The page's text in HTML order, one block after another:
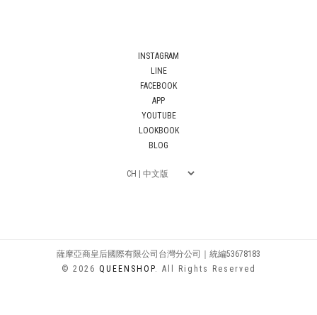
INSTAGRAM
LINE
FACEBOOK
APP
YOUTUBE
LOOKBOOK
BLOG
薩摩亞商皇后國際有限公司台灣分公司｜統編53678183
© 2026 QUEENSHOP. All Rights Reserved